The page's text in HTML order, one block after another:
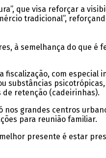
que visa reforçar a
tradicional”,
à semelhança do que é
fiscalização, com especial
substâncias
de retenção (cadeirinhas).
nos grandes centros
para reunião familiar.
presente é estar